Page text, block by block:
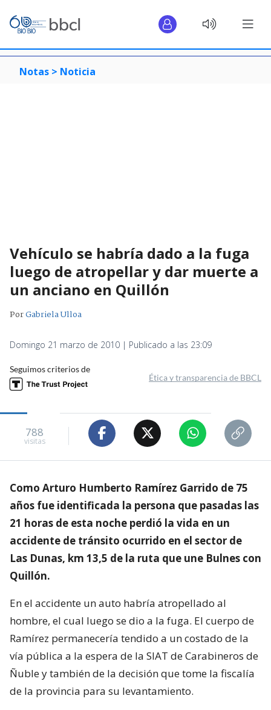
Notas > Noticia
Vehículo se habría dado a la fuga
luego de atropellar y dar muerte a
un anciano en Quillón
PorGabriela Ulloa
Domingo 21 marzo de 2010 | Publicado a las 23:09
Seguimos criterios de
Ética y transparencia de BBCL
788
visitas
Como Arturo Humberto Ramírez Garrido de 75
años fue identificada la persona que pasadas las
21 horas de esta noche perdió la vida en un
accidente de tránsito ocurrido en el sector de
Las Dunas, km 13,5 de la ruta que une Bulnes con
Quillón.
En el accidente un auto habría atropellado al
hombre, el cual luego se dio a la fuga. El cuerpo de
Ramírez permanecería tendido a un costado de la
vía pública a la espera de la SIAT de Carabineros de
Ñuble y también de la decisión que tome la fiscalía
de la provincia para su levantamiento.